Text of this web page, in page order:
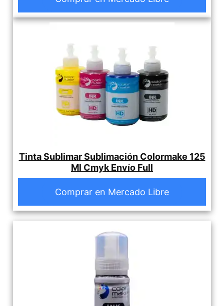
Tinta Sublimar Sublimación Colormake 125
Ml Cmyk Envío Full
Comprar en Mercado Libre